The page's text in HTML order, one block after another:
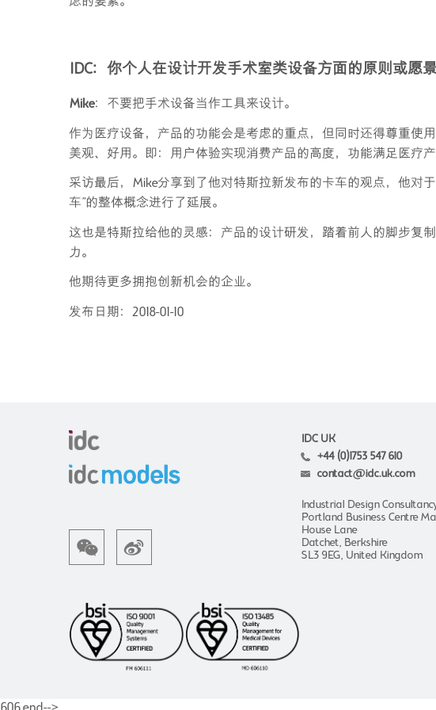
IDC：你个人在设计开发手术室类设备方面的原则或愿景
Mike：不要把手术设备当作工具来设计。
作为医疗设备，产品的功能会是考虑的重点，但同时还得尊重使
美观、好用。即：用户体验实现消费产品的高度，功能满足医疗产
采访最后，Mike分享到了他对特斯拉新发布的卡车的观点，他对
车”的整体概念进行了延展。
这也是特斯拉给他的灵感：产品的设计研发，踏着前人的脚步复
力。
他期待更多拥抱创新机会的企业。
发布日期：2018-01-10
IDC UK
+44 (0)1753 547 610
contact@idc.uk.com
Industrial Design
Portland Business Centre
House Lane
Datchet, Berkshire
SL3 9EG, United Kingdom